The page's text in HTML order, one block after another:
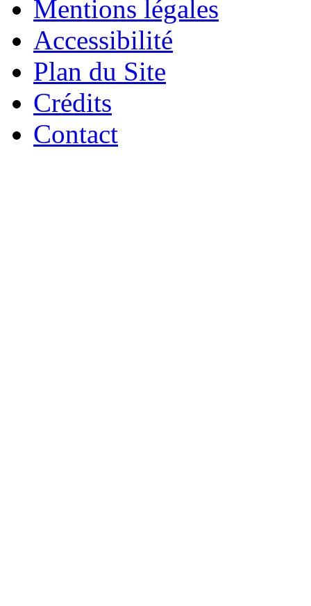
Mentions légales
Accessibilité
Plan du Site
Crédits
Contact